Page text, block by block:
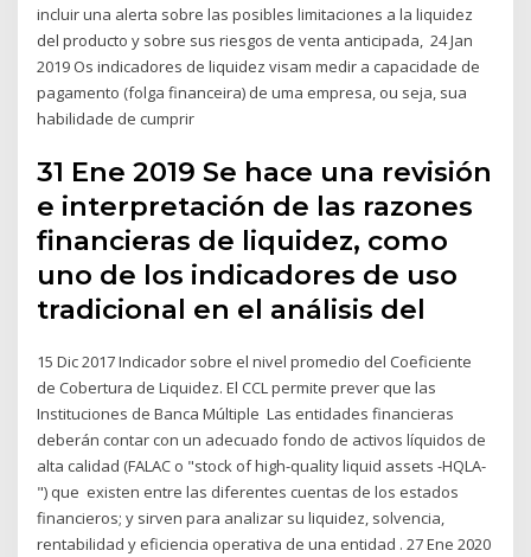
incluir una alerta sobre las posibles limitaciones a la liquidez
del producto y sobre sus riesgos de venta anticipada, 24 Jan
2019 Os indicadores de liquidez visam medir a capacidade de
pagamento (folga financeira) de uma empresa, ou seja, sua
habilidade de cumprir
31 Ene 2019 Se hace una revisión
e interpretación de las razones
financieras de liquidez, como
uno de los indicadores de uso
tradicional en el análisis del
15 Dic 2017 Indicador sobre el nivel promedio del Coeficiente
de Cobertura de Liquidez. El CCL permite prever que las
Instituciones de Banca Múltiple Las entidades financieras
deberán contar con un adecuado fondo de activos líquidos de
alta calidad (FALAC o "stock of high-quality liquid assets -HQLA-
") que existen entre las diferentes cuentas de los estados
financieros; y sirven para analizar su liquidez, solvencia,
rentabilidad y eficiencia operativa de una entidad . 27 Ene 2020